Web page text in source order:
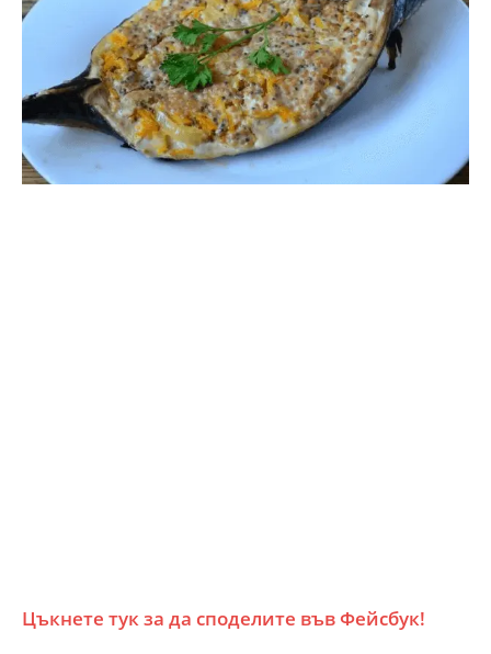
Цъкнете тук за да споделите във Фейсбук!